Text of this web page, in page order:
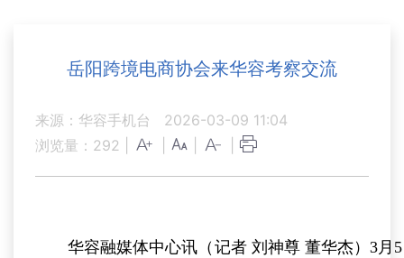
岳阳跨境电商协会来华容考察交流
来源：华容手机台
2026-03-09 11:04
浏览量： 292
华容融媒体中心讯（记者 刘神尊 董华杰）3月